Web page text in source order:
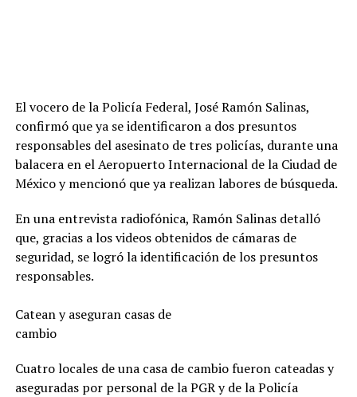
El vocero de la Policía Federal, José Ramón Salinas,
confirmó que ya se identificaron a dos presuntos
responsables del asesinato de tres policías, durante una
balacera en el Aeropuerto Internacional de la Ciudad de
México y mencionó que ya realizan labores de búsqueda.
En una entrevista radiofónica, Ramón Salinas detalló
que, gracias a los videos obtenidos de cámaras de
seguridad, se logró la identificación de los presuntos
responsables.
Catean y aseguran casas de
cambio
Cuatro locales de una casa de cambio fueron cateadas y
aseguradas por personal de la PGR y de la Policía